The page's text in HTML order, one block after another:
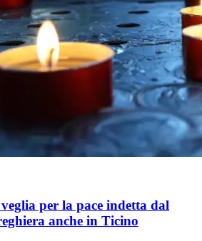
per la pace indetta dal
anche in Ticino